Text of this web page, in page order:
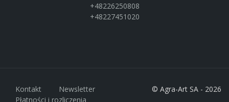
+48226250808
+48227451020
Kontakt
Newsletter
Płatności i rozliczenia
© Agra-Art SA - 2026